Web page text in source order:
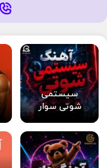
سیستمی
شوتی سوار